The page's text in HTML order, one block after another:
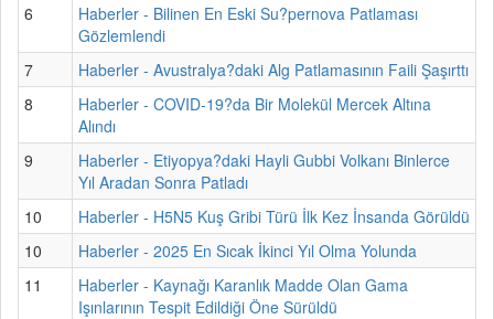
6
Haberler - Bilinen En Eski Su?pernova Patlaması
Gözlemlendi
7
Haberler - Avustralya?daki Alg Patlamasının Faili Şaşırttı
8
Haberler - COVID-19?da Bir Molekül Mercek Altına
Alındı
9
Haberler - Etiyopya?daki Hayli Gubbi Volkanı Binlerce
Yıl Aradan Sonra Patladı
10
Haberler - H5N5 Kuş Gribi Türü İlk Kez İnsanda Görüldü
10
Haberler - 2025 En Sıcak İkinci Yıl Olma Yolunda
11
Haberler - Kaynağı Karanlık Madde Olan Gama
Işınlarının Tespit Edildiği Öne Sürüldü